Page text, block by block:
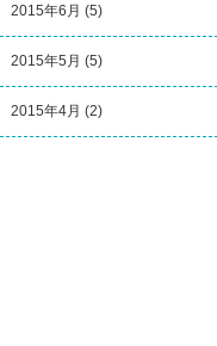
2015年6月 (5)
2015年5月 (5)
2015年4月 (2)